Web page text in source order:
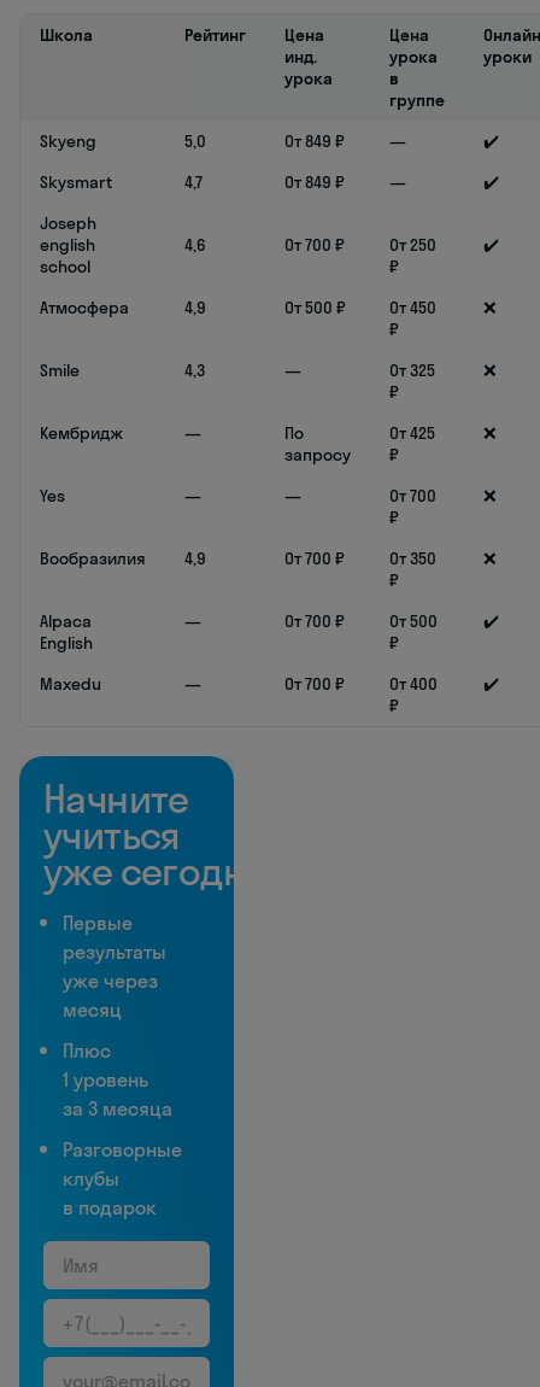
Школа Рейтинг
Цена
инд.
урока
Цена
урока
в
группе
уроки
Skyeng 5,0 От 849 ₽ —
✔️
Skysmart
4,7 От 849 ₽ —
✔️
Joseph
english
school
4,6 От 700 ₽
От 250
₽
✔️
Атмосфера 4,9 От 500 ₽
От 450
₽
❌
Smile 4,3 —
От 325
₽
❌
Кембридж —
По
запросу
От 425
₽
❌
Yes — —
От 700
₽
❌
Вообразилия 4,9 От 700 ₽
От 350
₽
❌
Alpaca
English
— От 700 ₽
От 500
₽
✔️
Maxedu — От 700 ₽
От 400
₽
✔️
Начните
учиться
уже сегодня
Первые
результаты
уже через
месяц
Плюс
1 уровень
за 3 месяца
Разговорные
клубы
в подарок